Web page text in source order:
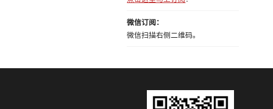
微信订阅：
微信扫描右侧二维码。